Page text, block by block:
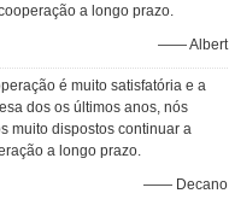
a longo prazo.
—— Albert
é muito satisfatória e a
dos os últimos anos, nós
muito dispostos continuar a
a longo prazo.
—— Decano